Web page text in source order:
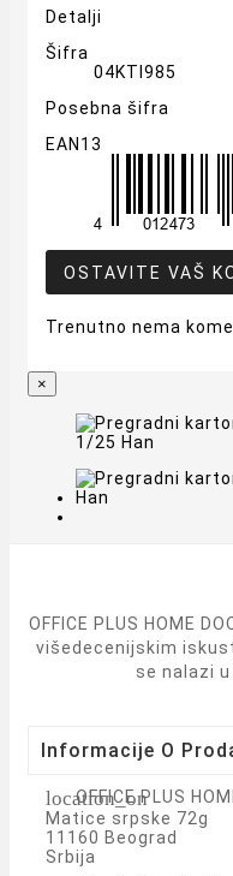
Detalji
Šifra
04KTI985
Posebna šifra
EAN13
OSTAVITE VAŠ
Trenutno nema
×
OFFICE PLUS HOME
višedecenijskim
se nalazi
Informacije O
location_on
OFFICE PLUS
Matice srpske 72g
11160 Beograd
Srbija